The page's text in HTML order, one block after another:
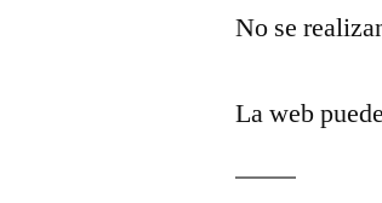
No se
La web